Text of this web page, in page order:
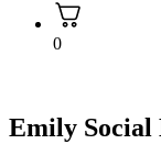
0
Emily Social